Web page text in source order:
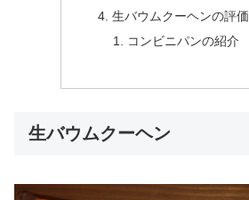
生バウムクーヘンの評価
コンビニパンの紹介
生バウムクーヘン